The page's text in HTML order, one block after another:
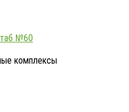
№60
комплексы